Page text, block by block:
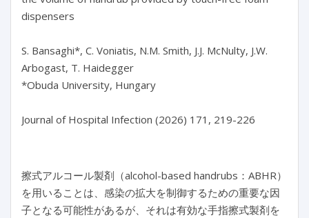
dispensers
S. Bansaghi*, C. Voniatis, N.M. Smith, J.J. McNulty, J.W.
Arbogast, T. Haidegger
*Obuda University, Hungary
擦式アルコール製剤（alcohol-based handrubs：ABHR）
を用いることは、感染の拡大を制御するための重要な因
子となる可能性があるが、それは有効な手指擦式製剤を